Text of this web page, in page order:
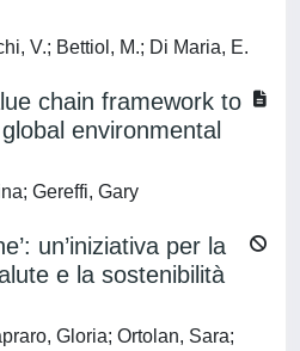
V.; Bettiol, M.; Di Maria, E.
chain framework to
environmental
Gereffi, Gary
un’iniziativa per la
e la sostenibilità
Gloria; Ortolan, Sara;